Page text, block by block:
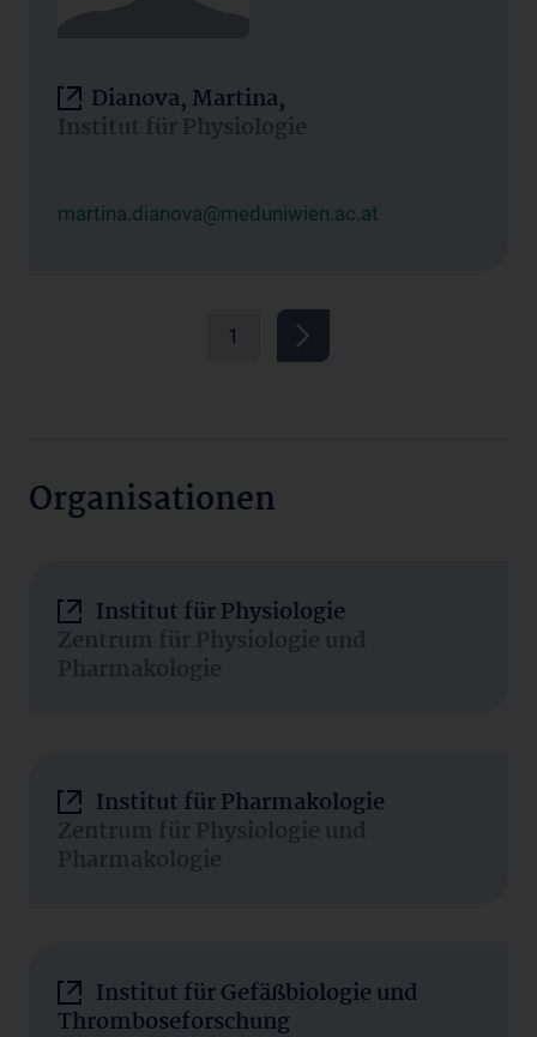
Dianova, Martina,
Institut für Physiologie
martina.dianova@meduniwien.ac.at
1
Organisationen
Institut für Physiologie
Zentrum für Physiologie und
Pharmakologie
Institut für Pharmakologie
Zentrum für Physiologie und
Pharmakologie
Institut für Gefäßbiologie und
Thromboseforschung